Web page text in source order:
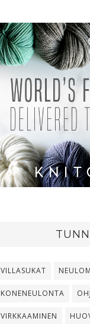
VILLASUKAT
KONENEULONTA
VIRKKAAMINEN